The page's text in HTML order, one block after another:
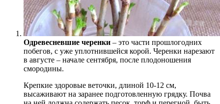
Одревесневшие черенки – это части прошлогодних
побегов, с уже уплотнившейся корой. Черенки нарезают
в августе – начале сентября, после плодоношения
смородины.
Крепкие здоровые веточки, длиной 10-12 см,
высаживают на заранее подготовленную грядку. Почва